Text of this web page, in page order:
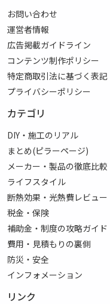
お問い合わせ
運営者情報
広告掲載ガイドライン
コンテンツ制作ポリシー
特定商取引法に基づく表記
プライバシーポリシー
カテゴリ
DIY・施工のリアル
まとめ(ピラーページ)
メーカー・製品の徹底比較
ライフスタイル
断熱効果・光熱費レビュー
税金・保険
補助金・制度の攻略ガイド
費用・見積もりの裏側
防災・安全
インフォメーション
リンク